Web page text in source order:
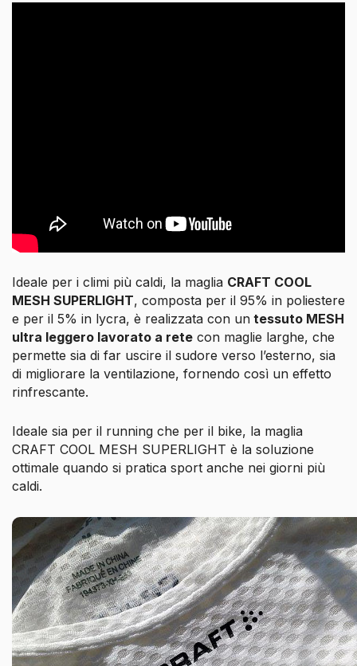
Ideale per i climi più caldi, la maglia CRAFT COOL
MESH SUPERLIGHT, composta per il 95% in poliestere
e per il 5% in lycra, è realizzata con un tessuto MESH
ultra leggero lavorato a rete con maglie larghe, che
permette sia di far uscire il sudore verso l’esterno, sia
di migliorare la ventilazione, fornendo così un effetto
rinfrescante.
Ideale sia per il running che per il bike, la maglia
CRAFT COOL MESH SUPERLIGHT è la soluzione
ottimale quando si pratica sport anche nei giorni più
caldi.